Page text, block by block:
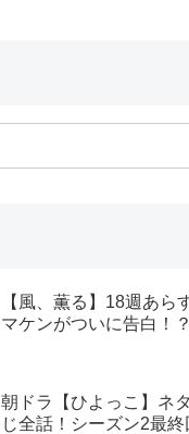
【風、薫る】18週あら
マケンがついに告白！？
朝ドラ【ひよっこ】ネ
じ全話！シーズン2最